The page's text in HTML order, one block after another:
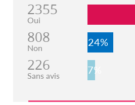
2355
Oui
808
Non 24%
226
Sans avis 7%